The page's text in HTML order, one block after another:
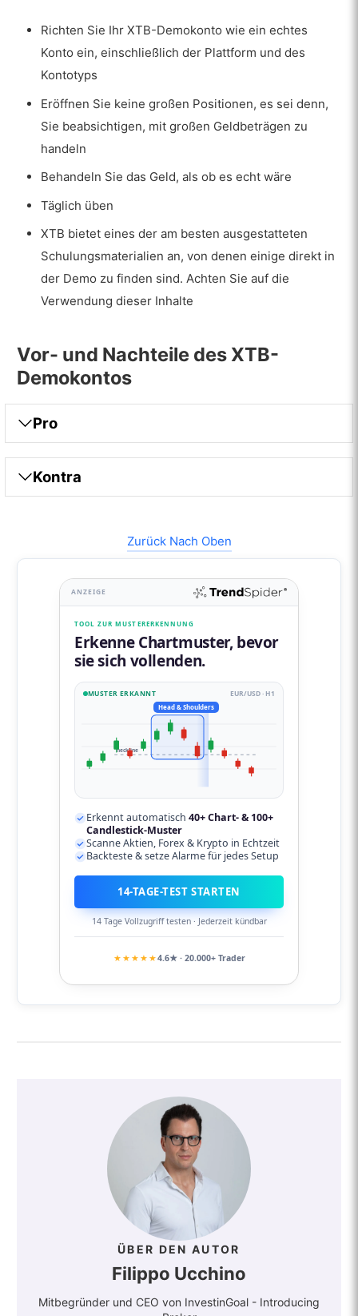
Richten Sie Ihr XTB-Demokonto wie ein echtes
Konto ein, einschließlich der Plattform und des
Kontotyps
Eröffnen Sie keine großen Positionen, es sei denn,
Sie beabsichtigen, mit großen Geldbeträgen zu
handeln
Behandeln Sie das Geld, als ob es echt wäre
Täglich üben
XTB bietet eines der am besten ausgestatteten
Schulungsmaterialien an, von denen einige direkt in
der Demo zu finden sind. Achten Sie auf die
Verwendung dieser Inhalte
Vor- und Nachteile des XTB-
Demokontos
Pro
Kontra
Zurück Nach Oben
ANZEIGE
TOOL ZUR MUSTERERKENNUNG
Erkenne Chartmuster, bevor
sie sich vollenden.
MUSTER ERKANNT EUR/USD · H1
neckline
Head & Shoulders
Erkennt automatisch 40+ Chart- & 100+
Candlestick-Muster
Scanne Aktien, Forex & Krypto in Echtzeit
Backteste & setze Alarme für jedes Setup
14-TAGE-TEST STARTEN
14 Tage Vollzugriff testen · Jederzeit kündbar
★★★★★4.6★ · 20.000+ Trader
ÜBER DEN AUTOR
Filippo Ucchino
Mitbegründer und CEO von InvestinGoal - Introducing